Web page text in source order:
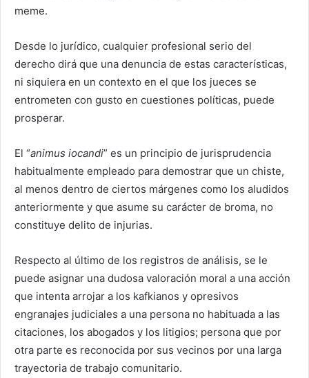
meme.
Desde lo jurídico, cualquier profesional serio del
derecho dirá que una denuncia de estas características,
ni siquiera en un contexto en el que los jueces se
entrometen con gusto en cuestiones políticas, puede
prosperar.
El “animus iocandi” es un principio de jurisprudencia
habitualmente empleado para demostrar que un chiste,
al menos dentro de ciertos márgenes como los aludidos
anteriormente y que asume su carácter de broma, no
constituye delito de injurias.
Respecto al último de los registros de análisis, se le
puede asignar una dudosa valoración moral a una acción
que intenta arrojar a los kafkianos y opresivos
engranajes judiciales a una persona no habituada a las
citaciones, los abogados y los litigios; persona que por
otra parte es reconocida por sus vecinos por una larga
trayectoria de trabajo comunitario.